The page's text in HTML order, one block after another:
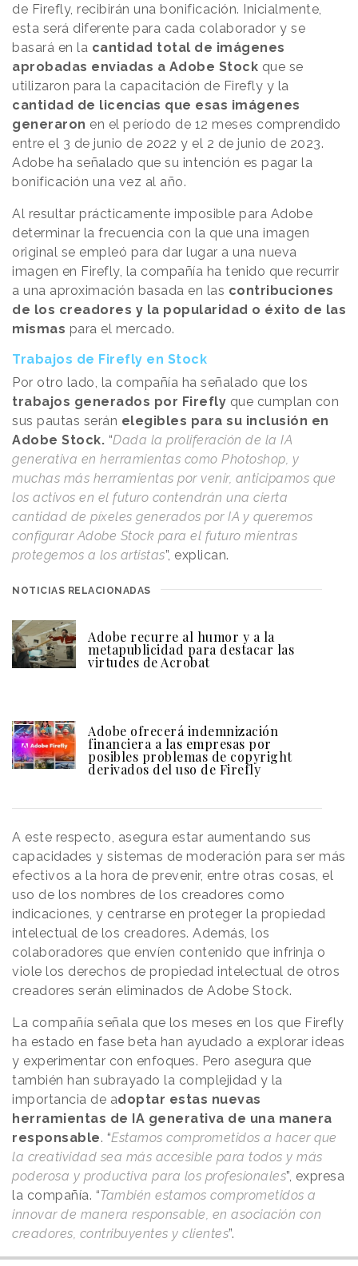
de Firefly, recibirán una bonificación. Inicialmente,
esta será diferente para cada colaborador y se
basará en la cantidad total de imágenes
aprobadas enviadas a Adobe Stock que se
utilizaron para la capacitación de Firefly y la
cantidad de licencias que esas imágenes
generaron en el período de 12 meses comprendido
entre el 3 de junio de 2022 y el 2 de junio de 2023.
Adobe ha señalado que su intención es pagar la
bonificación una vez al año.
Al resultar prácticamente imposible para Adobe
determinar la frecuencia con la que una imagen
original se empleó para dar lugar a una nueva
imagen en Firefly, la compañía ha tenido que recurrir
a una aproximación basada en las contribuciones
de los creadores y la popularidad o éxito de las
mismas para el mercado.
Trabajos de Firefly en Stock
Por otro lado, la compañía ha señalado que los
trabajos generados por Firefly que cumplan con
sus pautas serán elegibles para su inclusión en
Adobe Stock. “Dada la proliferación de la IA
generativa en herramientas como Photoshop, y
muchas más herramientas por venir, anticipamos que
los activos en el futuro contendrán una cierta
cantidad de píxeles generados por IA y queremos
configurar Adobe Stock para el futuro mientras
protegemos a los artistas”, explican.
NOTICIAS RELACIONADAS
Adobe recurre al humor y a la
metapublicidad para destacar las
virtudes de Acrobat
Adobe ofrecerá indemnización
financiera a las empresas por
posibles problemas de copyright
derivados del uso de Firefly
A este respecto, asegura estar aumentando sus
capacidades y sistemas de moderación para ser más
efectivos a la hora de prevenir, entre otras cosas, el
uso de los nombres de los creadores como
indicaciones, y centrarse en proteger la propiedad
intelectual de los creadores. Además, los
colaboradores que envíen contenido que infrinja o
viole los derechos de propiedad intelectual de otros
creadores serán eliminados de Adobe Stock.
La compañía señala que los meses en los que Firefly
ha estado en fase beta han ayudado a explorar ideas
y experimentar con enfoques. Pero asegura que
también han subrayado la complejidad y la
importancia de adoptar estas nuevas
herramientas de IA generativa de una manera
responsable. “Estamos comprometidos a hacer que
la creatividad sea más accesible para todos y más
poderosa y productiva para los profesionales”, expresa
la compañía. “También estamos comprometidos a
innovar de manera responsable, en asociación con
creadores, contribuyentes y clientes”.